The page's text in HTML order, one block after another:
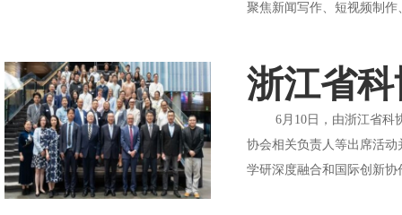
聚焦新闻写作、短视频制
浙江省
6月10日，由浙江省科协
协会相关负责人等出席活
学研深度融合和国际创